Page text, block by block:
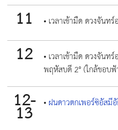
11 • เวลาเช้ามืด ดวงจันท
12
• เวลาเช้ามืด ดวงจันท
พฤหัสบดี 2° (ใกล้ขอบ
12-
13 •ฝนดาวตกเพอร์ซิอัสมี